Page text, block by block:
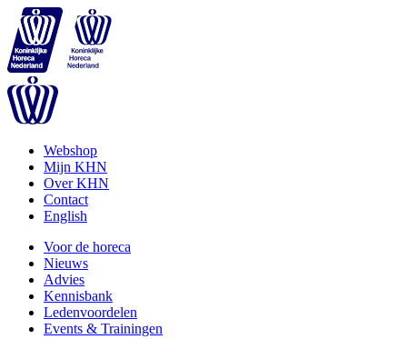
Webshop
Mijn KHN
Over KHN
Contact
English
Voor de horeca
Nieuws
Advies
Kennisbank
Ledenvoordelen
Events & Trainingen